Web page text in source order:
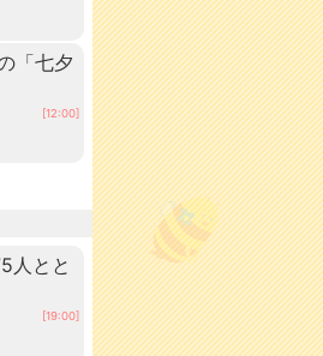
「七夕
[12:00]
人とと
[19:00]